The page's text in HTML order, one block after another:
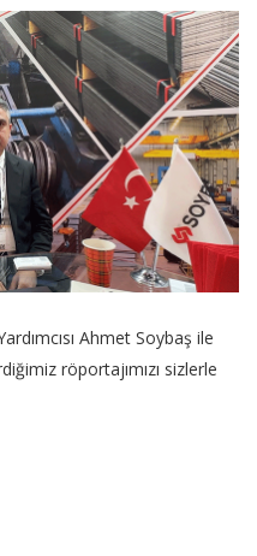
Ahmet Soybaş ile
röportajımızı sizlerle